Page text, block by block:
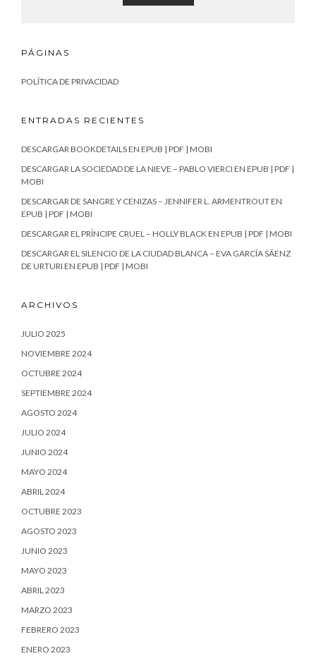
PÁGINAS
POLÍTICA DE PRIVACIDAD
ENTRADAS RECIENTES
DESCARGAR BOOKDETAILS EN EPUB | PDF | MOBI
DESCARGAR LA SOCIEDAD DE LA NIEVE – PABLO VIERCI EN EPUB | PDF |
MOBI
DESCARGAR DE SANGRE Y CENIZAS – JENNIFER L. ARMENTROUT EN
EPUB | PDF | MOBI
DESCARGAR EL PRÍNCIPE CRUEL – HOLLY BLACK EN EPUB | PDF | MOBI
DESCARGAR EL SILENCIO DE LA CIUDAD BLANCA – EVA GARCÍA SÁENZ
DE URTURI EN EPUB | PDF | MOBI
ARCHIVOS
JULIO 2025
NOVIEMBRE 2024
OCTUBRE 2024
SEPTIEMBRE 2024
AGOSTO 2024
JULIO 2024
JUNIO 2024
MAYO 2024
ABRIL 2024
OCTUBRE 2023
AGOSTO 2023
JUNIO 2023
MAYO 2023
ABRIL 2023
MARZO 2023
FEBRERO 2023
ENERO 2023